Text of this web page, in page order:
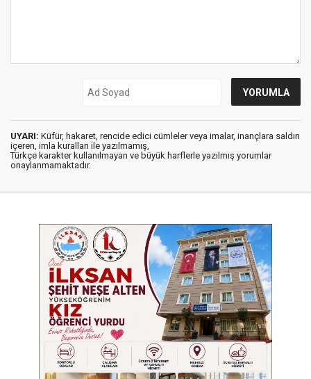
UYARI: Küfür, hakaret, rencide edici cümleler veya imalar, inançlara saldırı
içeren, imla kuralları ile yazılmamış,
Türkçe karakter kullanılmayan ve büyük harflerle yazılmış yorumlar
onaylanmamaktadır.